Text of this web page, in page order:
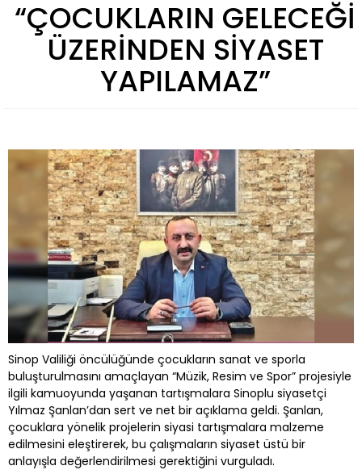
“ÇOCUKLARIN GELECEĞİ
ÜZERİNDEN SİYASET
YAPILAMAZ”
Sinop Valiliği öncülüğünde çocukların sanat ve sporla
buluşturulmasını amaçlayan “Müzik, Resim ve Spor” projesiyle
ilgili kamuoyunda yaşanan tartışmalara Sinoplu siyasetçi
Yılmaz Şanlan’dan sert ve net bir açıklama geldi. Şanlan,
çocuklara yönelik projelerin siyasi tartışmalara malzeme
edilmesini eleştirerek, bu çalışmaların siyaset üstü bir
anlayışla değerlendirilmesi gerektiğini vurguladı.